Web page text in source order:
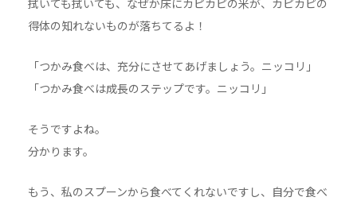
拭いても拭いても、なぜか床にカピカピの米が、カピカピの
得体の知れないものが落ちてるよ！
「つかみ食べは、充分にさせてあげましょう。ニッコリ」
「つかみ食べは成長のステップです。ニッコリ」
そうですよね。
分かります。
もう、私のスプーンから食べてくれないですし、自分で食べ